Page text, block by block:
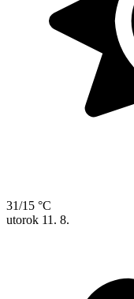
31/15 °C
utorok 11. 8.